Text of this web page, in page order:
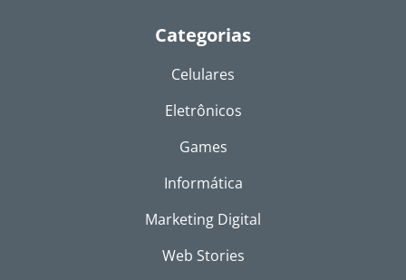
Categorias
Celulares
Eletrônicos
Games
Informática
Marketing Digital
Web Stories